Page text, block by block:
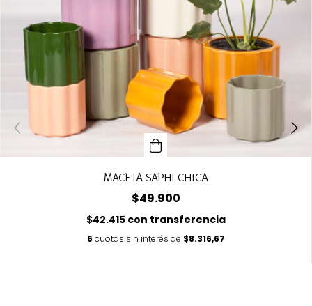
MACETA SAPHI CHICA
$49.900
$42.415 con transferencia
6 cuotas sin interés de $8.316,67